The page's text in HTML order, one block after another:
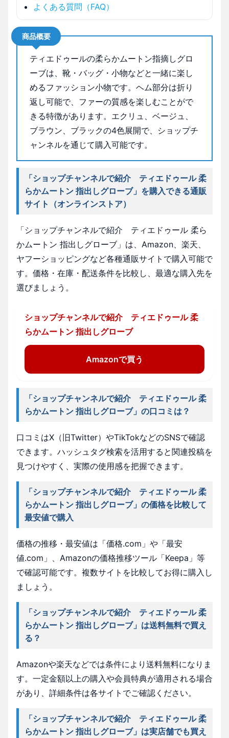
よくある質問（FAQ）
商品概要
ティエドゥールの柔らかムートン指摘しグロ
ーブは、靴・バッグ・小物などと一緒に楽し
めるファッション小物です。ヘム部分は折り
返し可能で、ファーの質感を楽しむことがで
きる特徴があります。エクリュ、ベージュ、
ブラウン、ブラックの4色展開で、ショップチ
ャンネルを通じて購入可能です。
「ショップチャンネルで紹介 ティエドゥール 柔
らかムートン 指出しグローブ」を購入できる通販
サイト（オンラインストア）
「ショップチャンネルで紹介 ティエドゥール 柔ら
かムートン 指出しグローブ」は、Amazon、楽天、
ヤフーショッピングなど各種通販サイトで購入可能で
す。価格・在庫・配送条件を比較し、最適な購入先を
選びましょう。
ショップチャンネルで紹介 ティエドゥール 柔
らかムートン 指出しグローブ
Amazonで買う
「ショップチャンネルで紹介 ティエドゥール 柔
らかムートン 指出しグローブ」の口コミは？
口コミはX（旧Twitter）やTikTokなどのSNSで確認
できます。ハッシュタグ検索を活用すると関連投稿を
見つけやすく、実際の使用感を把握できます。
「ショップチャンネルで紹介 ティエドゥール 柔
らかムートン 指出しグローブ」の価格を比較して
最安値で購入
価格の推移・最安値は「価格.com」や「最安
値.com」、Amazonの価格推移ツール「Keepa」等
で確認可能です。複数サイトを比較してお得に購入し
ましょう。
「ショップチャンネルで紹介 ティエドゥール 柔
らかムートン 指出しグローブ」は送料無料で買え
る？
Amazonや楽天などでは条件により送料無料になりま
す。一定金額以上の購入や会員特典が適用される場合
があり、詳細条件は各サイトでご確認ください。
「ショップチャンネルで紹介 ティエドゥール 柔
らかムートン 指出しグローブ」は実店舗でも買え